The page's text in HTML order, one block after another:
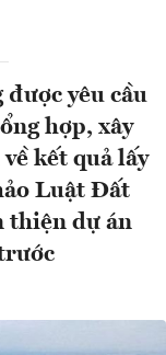
yêu cầu
hợp, xây
kết quả lấy
Luật Đất
thiện dự án